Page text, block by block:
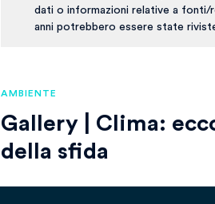
dati o informazioni relative a fonti/
anni potrebbero essere state
AMBIENTE
Gallery | Clima:
della sfida